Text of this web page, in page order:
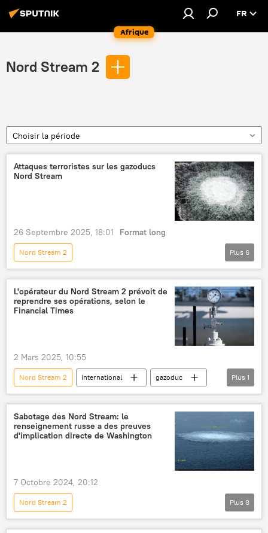
Afrique
FR
Nord Stream 2
Choisir la période
Attaques terroristes sur les gazoducs
Nord Stream
26 Septembre 2025, 18:01 Format long
Nord Stream 2
Sabotage des gazoducs Nord Stream
Nord Stream
Tucker Carlson
Vladimir Poutine
International
Plus 6
L'opérateur du Nord Stream 2 prévoit de
reprendre ses opérations, selon le
Financial Times
2 Mars 2025, 10:55
Nord Stream 2 International
gazoduc
Arthur Matthias Warnig
Plus 1
Sabotage des Nord Stream: le
renseignement russe a des preuves
d'implication directe de Washington
7 Octobre 2024, 20:12
Nord Stream 2
Service de renseignement extérieur de Russie (SVR)
Plus 8